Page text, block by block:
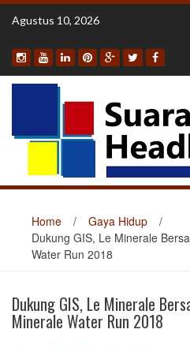
Skip
Agustus 10, 2026
Home / Gaya Hidup
/
Dukung GIS, Le Minerale
Water Run 2018
Dukung GIS, Le Minerale
Minerale Water Run 2018